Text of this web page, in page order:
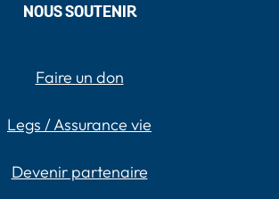
NOUS SOUTENIR
Faire un don
Legs / Assurance vie
Devenir partenaire